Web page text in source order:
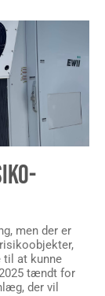
men der er
til at kunne
tændt for
der vil